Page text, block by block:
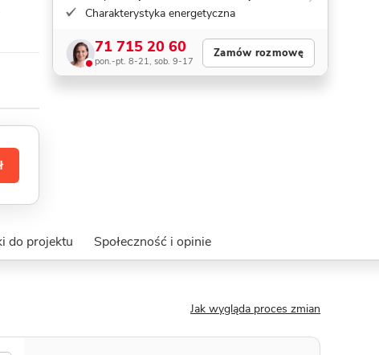
Charakterystyka energetyczna
71 715 20 60
pon.-pt. 8-21, sob. 9-17
Zamów rozmowę
do projektu Społeczność i opinie
Jak wygląda proces zmian